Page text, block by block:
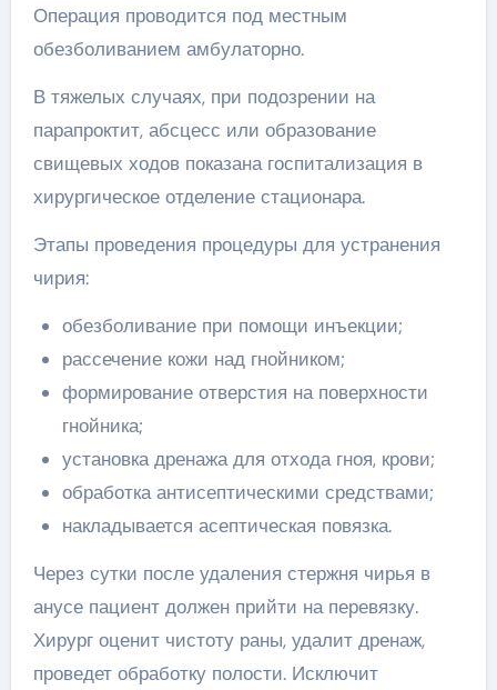
Операция проводится под местным
обезболиванием амбулаторно.
В тяжелых случаях, при подозрении на
парапроктит, абсцесс или образование
свищевых ходов показана госпитализация в
хирургическое отделение стационара.
Этапы проведения процедуры для устранения
чирия:
обезболивание при помощи инъекции;
рассечение кожи над гнойником;
формирование отверстия на поверхности
гнойника;
установка дренажа для отхода гноя, крови;
обработка антисептическими средствами;
накладывается асептическая повязка.
Через сутки после удаления стержня чирья в
анусе пациент должен прийти на перевязку.
Хирург оценит чистоту раны, удалит дренаж,
проведет обработку полости. Исключит